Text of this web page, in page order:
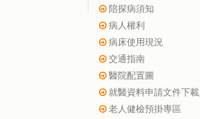
陪探病須知
病人權利
病床使用現況
交通指南
醫院配置圖
就醫資料申請文件下載
老人健檢預掛專區